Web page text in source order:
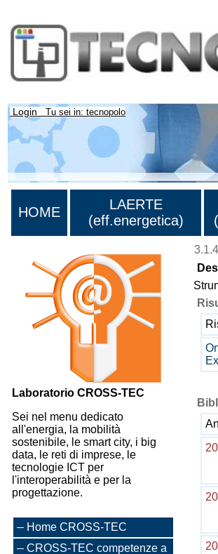
Login Tu sei in: tecnopolo
HOME
LAERTE
(eff.energetica)
Laboratorio CROSS-TEC
Sei nel menu dedicato
all'energia, la mobilità
sostenibile, le smart city, i big
data, le reti di imprese, le
tecnologie ICT per
l'interoperabilità e per la
progettazione.
Home CROSS-TEC
CROSS-TEC competenze a